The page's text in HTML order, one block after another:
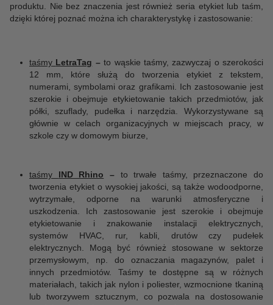
produktu. Nie bez znaczenia jest również seria etykiet lub taśm,
dzięki której poznać można ich charakterystykę i zastosowanie:
taśmy LetraTag –to wąskie taśmy, zazwyczaj o szerokości
12 mm, które służą do tworzenia etykiet z tekstem,
numerami, symbolami oraz grafikami. Ich zastosowanie jest
szerokie i obejmuje etykietowanie takich przedmiotów, jak
półki, szuflady, pudełka i narzędzia. Wykorzystywane są
głównie w celach organizacyjnych w miejscach pracy, w
szkole czy w domowym biurze,
taśmy IND Rhino –to trwałe taśmy, przeznaczone do
tworzenia etykiet o wysokiej jakości, są także wodoodporne,
wytrzymałe, odporne na warunki atmosferyczne i
uszkodzenia. Ich zastosowanie jest szerokie i obejmuje
etykietowanie i znakowanie instalacji elektrycznych,
systemów HVAC, rur, kabli, drutów czy pudełek
elektrycznych. Mogą być również stosowane w sektorze
przemysłowym, np. do oznaczania magazynów, palet i
innych przedmiotów. Taśmy te dostępne są w różnych
materiałach, takich jak nylon i poliester, wzmocnione tkaniną
lub tworzywem sztucznym, co pozwala na dostosowanie